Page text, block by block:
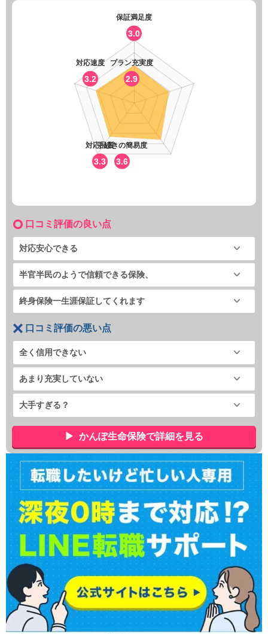
保証満足度
3.0
プラン充実度
2.9
手続きの簡易度
3.6
対応品質
3.3
対応速度
3.2
口コミ評価の良い点
対応安心できる
半官半民のようで信頼できる保険、
終身保険一生涯保証してくれます
口コミ評価の悪い点
全く信用できない
あまり充実していない
大手すぎる？
かんぽ生命保険で詳細を見る